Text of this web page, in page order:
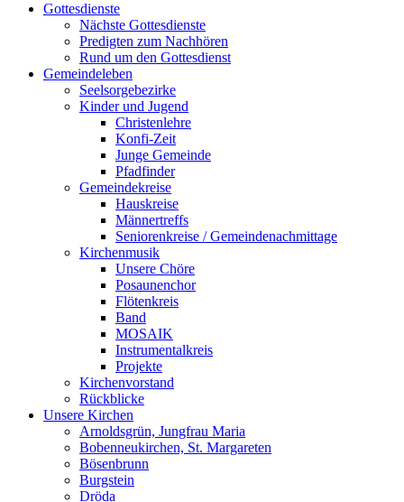
Gottesdienste
Nächste Gottesdienste
Predigten zum Nachhören
Rund um den Gottesdienst
Gemeindeleben
Seelsorgebezirke
Kinder und Jugend
Christenlehre
Konfi-Zeit
Junge Gemeinde
Pfadfinder
Gemeindekreise
Hauskreise
Männertreffs
Seniorenkreise / Gemeindenachmittage
Kirchenmusik
Unsere Chöre
Posaunenchor
Flötenkreis
Band
MOSAIK
Instrumentalkreis
Projekte
Kirchenvorstand
Rückblicke
Unsere Kirchen
Arnoldsgrün, Jungfrau Maria
Bobenneukirchen, St. Margareten
Bösenbrunn
Burgstein
Dröda